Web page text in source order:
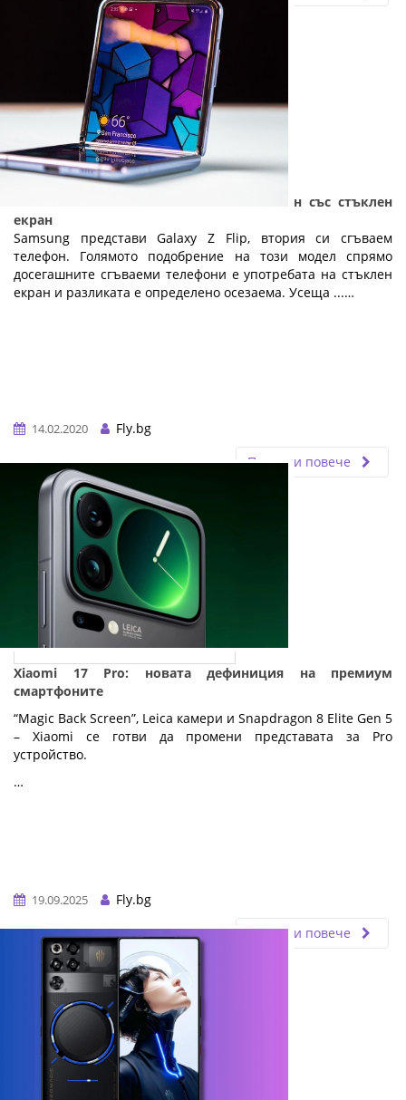
Samsung Galaxy Z Flip - сгъваем телефон със стъклен
екран
Samsung представи Galaxy Z Flip, втория си сгъваем
телефон. Голямото подобрение на този модел спрямо
досегашните сгъваеми телефони е употребата на стъклен
екран и разликата е определено осезаема. Усеща ...…
14.02.2020
Fly.bg
Прочети повече
Xiaomi 17 Pro: новата дефиниция на премиум
смартфоните
“Magic Back Screen”, Leica камери и Snapdragon 8 Elite Gen 5
– Xiaomi се готви да промени представата за Pro
устройство.
…
19.09.2025
Fly.bg
Прочети повече